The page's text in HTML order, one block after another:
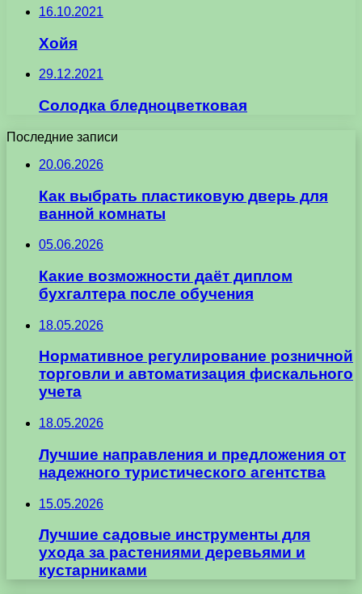
16.10.2021
Хойя
29.12.2021
Солодка бледноцветковая
Последние записи
20.06.2026
Как выбрать пластиковую дверь для
ванной комнаты
05.06.2026
Какие возможности даёт диплом
бухгалтера после обучения
18.05.2026
Нормативное регулирование розничной
торговли и автоматизация фискального
учета
18.05.2026
Лучшие направления и предложения от
надежного туристического агентства
15.05.2026
Лучшие садовые инструменты для
ухода за растениями деревьями и
кустарниками